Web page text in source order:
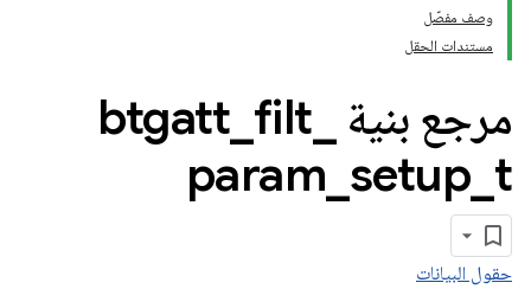
وصف مفصّل
مستندات الحقل
مرجع بنية btgatt filt
param setup t
حقول البيانات